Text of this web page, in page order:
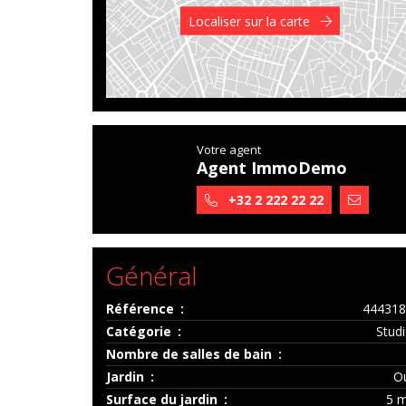
Localiser sur la carte
Votre agent
Agent ImmoDemo
+32 2 222 22 22
Général
Référence
Catégorie
Nombre de salles de bain
Jardin
Surface du jardin
5